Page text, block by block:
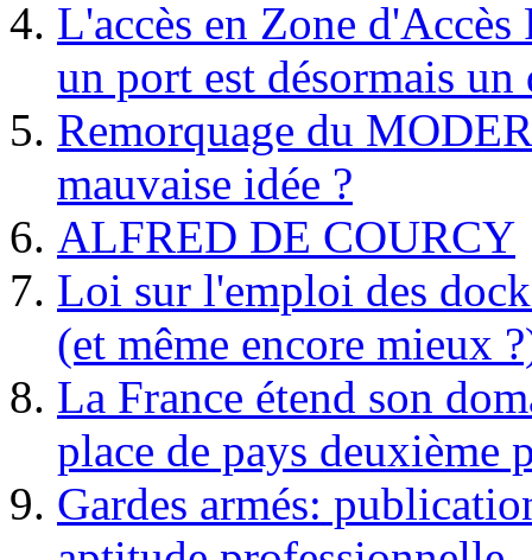
L'accès en Zone
un port est désormais un
Remorquage du
mauvaise idée ?
ALFRED DE COURCY
Loi sur l'emploi des
(et même encore mieux
La France étend son
place de pays deuxième
Gardes armés: